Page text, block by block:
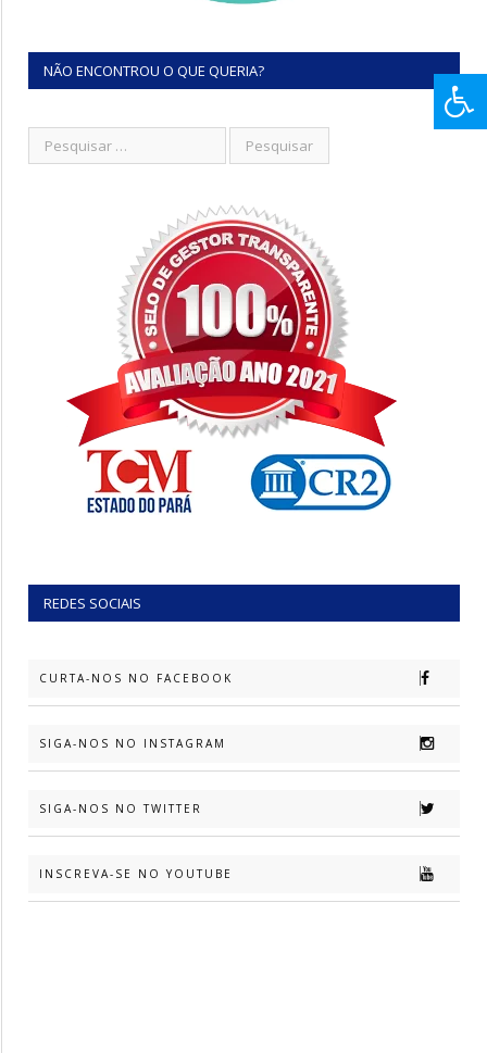
NÃO ENCONTROU O QUE QUERIA?
REDES SOCIAIS
CURTA-NOS NO FACEBOOK
SIGA-NOS NO INSTAGRAM
SIGA-NOS NO TWITTER
INSCREVA-SE NO YOUTUBE